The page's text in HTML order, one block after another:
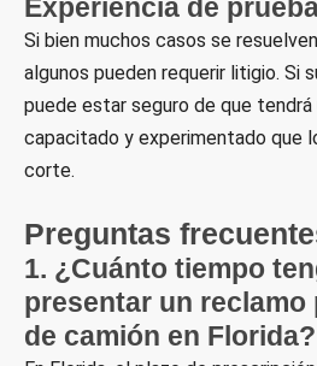
Experiencia de
Si bien muchos casos se
algunos pueden requerir litigio. Si
puede estar seguro de que
capacitado y experimentado que
corte.
Preguntas
1. ¿Cuánto tiempo
presentar un reclamo
de camión en Florida?